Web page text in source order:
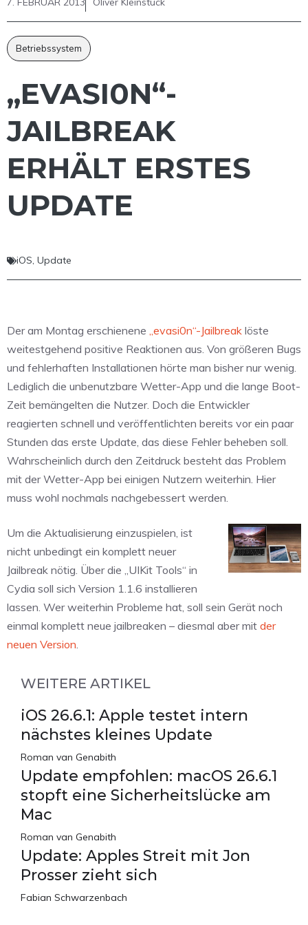
Betriebssystem
„EVASI0N“-
JAILBREAK
ERHÄLT ERSTES
UPDATE
iOS, Update
Der am Montag erschienene „evasi0n“-Jailbreak löste
weitestgehend positive Reaktionen aus. Von größeren Bugs
und fehlerhaften Installationen hörte man bisher nur wenig.
Lediglich die unbenutzbare Wetter-App und die lange Boot-
Zeit bemängelten die Nutzer. Doch die Entwickler
reagierten schnell und veröffentlichten bereits vor ein paar
Stunden das erste Update, das diese Fehler beheben soll.
Wahrscheinlich durch den Zeitdruck besteht das Problem
mit der Wetter-App bei einigen Nutzern weiterhin. Hier
muss wohl nochmals nachgebessert werden.
Um die Aktualisierung einzuspielen, ist
nicht unbedingt ein komplett neuer
Jailbreak nötig. Über die „UIKit Tools“ in
Cydia soll sich Version 1.1.6 installieren
lassen. Wer weiterhin Probleme hat, soll sein Gerät noch
einmal komplett neue jailbreaken – diesmal aber mit der
neuen Version.
WEITERE ARTIKEL
iOS 26.6.1: Apple testet intern
nächstes kleines Update
Roman van Genabith
Update empfohlen: macOS 26.6.1
stopft eine Sicherheitslücke am
Mac
Roman van Genabith
Update: Apples Streit mit Jon
Prosser zieht sich
Fabian Schwarzenbach